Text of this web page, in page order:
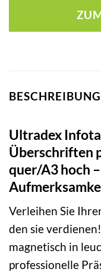
BESCHREIBUNG
Ultradex
Überschriften
quer/A3 hoch
Verleihen Sie
den sie
magnetisch in
professionelle